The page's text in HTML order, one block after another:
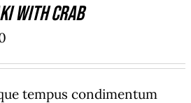
With Crab
tempus condimentum